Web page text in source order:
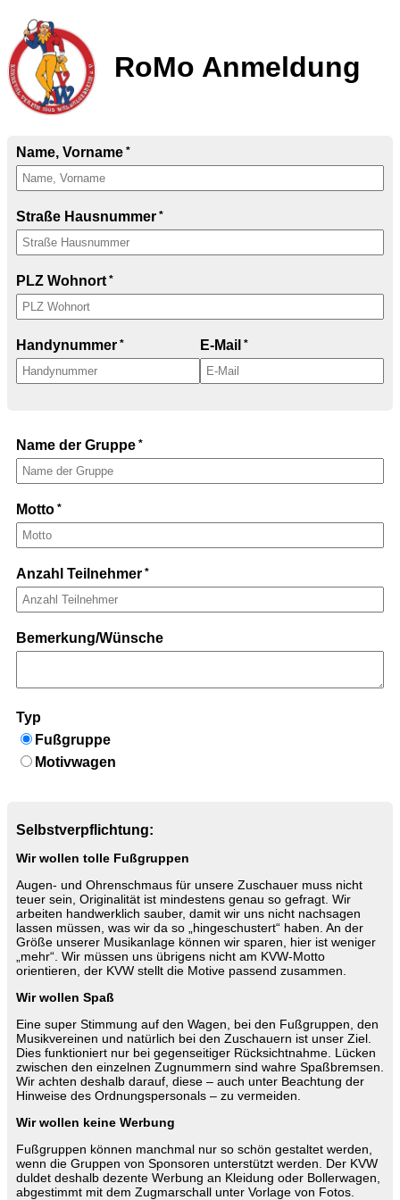
RoMo Anmeldung
Name, Vorname
Straße Hausnummer
PLZ Wohnort
Handynummer E-Mail
Name der Gruppe
Motto
Anzahl Teilnehmer
Bemerkung/Wünsche
Typ
Fußgruppe
Motivwagen
Selbstverpflichtung:
Wir wollen tolle Fußgruppen
Augen- und Ohrenschmaus für unsere Zuschauer muss nicht
teuer sein, Originalität ist mindestens genau so gefragt. Wir
arbeiten handwerklich sauber, damit wir uns nicht nachsagen
lassen müssen, was wir da so „hingeschustert“ haben. An der
Größe unserer Musikanlage können wir sparen, hier ist weniger
„mehr“. Wir müssen uns übrigens nicht am KVW-Motto
orientieren, der KVW stellt die Motive passend zusammen.
Wir wollen Spaß
Eine super Stimmung auf den Wagen, bei den Fußgruppen, den
Musikvereinen und natürlich bei den Zuschauern ist unser Ziel.
Dies funktioniert nur bei gegenseitiger Rücksichtnahme. Lücken
zwischen den einzelnen Zugnummern sind wahre Spaßbremsen.
Wir achten deshalb darauf, diese – auch unter Beachtung der
Hinweise des Ordnungspersonals – zu vermeiden.
Wir wollen keine Werbung
Fußgruppen können manchmal nur so schön gestaltet werden,
wenn die Gruppen von Sponsoren unterstützt werden. Der KVW
duldet deshalb dezente Werbung an Kleidung oder Bollerwagen,
abgestimmt mit dem Zugmarschall unter Vorlage von Fotos.